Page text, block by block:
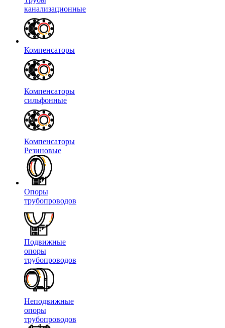
канализационные
Компенсаторы
Компенсаторы
сильфонные
Компенсаторы
Резиновые
Опоры
трубопроводов
Подвижные
опоры
трубопроводов
Неподвижные
опоры
трубопроводов